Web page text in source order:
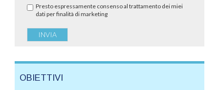
Presto espressamente consenso al trattamento dei miei
dati per finalità di marketing
OBIETTIVI